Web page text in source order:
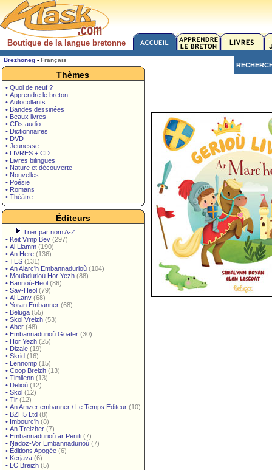
Boutique de la langue bretonne
Brezhoneg - Français
Thèmes
• Quoi de neuf ?
• Apprendre le breton
• Autocollants
• Bandes dessinées
• Beaux livres
• CDs audio
• Dictionnaires
• DVD
• Jeunesse
• LIVRES + CD
• Livres bilingues
• Nature et découverte
• Nouvelles
• Poésie
• Romans
• Théâtre
Éditeurs
Trier par nom A-Z
• Keit Vimp Bev (297)
• Al Liamm (190)
• An Here (136)
• TES (131)
• An Alarc'h Embannadurioù (104)
• Mouladurioù Hor Yezh (88)
• Bannoù-Heol (86)
• Sav-Heol (79)
• Al Lanv (68)
• Yoran Embanner (68)
• Beluga (55)
• Skol Vreizh (53)
• Aber (48)
• Embannadurioù Goater (30)
• Hor Yezh (25)
• Dizale (19)
• Skrid (16)
• Lennomp (15)
• Coop Breizh (13)
• Timilenn (13)
• Delioù (12)
• Skol (12)
• Tir (12)
• An Amzer embanner / Le Temps Editeur (10)
• BZH5 Ltd (8)
• Imbourc'h (8)
• An Treizher (7)
• Embannadurioù ar Peniti (7)
• Nadoz-Vor Embannadurioù (7)
• Éditions Apogée (6)
• Kerjava (6)
• LC Breizh (5)